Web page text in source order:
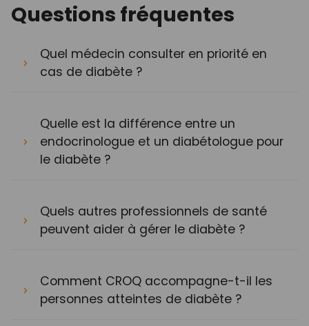
Questions fréquentes
Quel médecin consulter en priorité en
cas de diabète ?
Quelle est la différence entre un
endocrinologue et un diabétologue pour
le diabète ?
Quels autres professionnels de santé
peuvent aider à gérer le diabète ?
Comment CROQ accompagne-t-il les
personnes atteintes de diabète ?